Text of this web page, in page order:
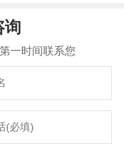
询
一时间联系您